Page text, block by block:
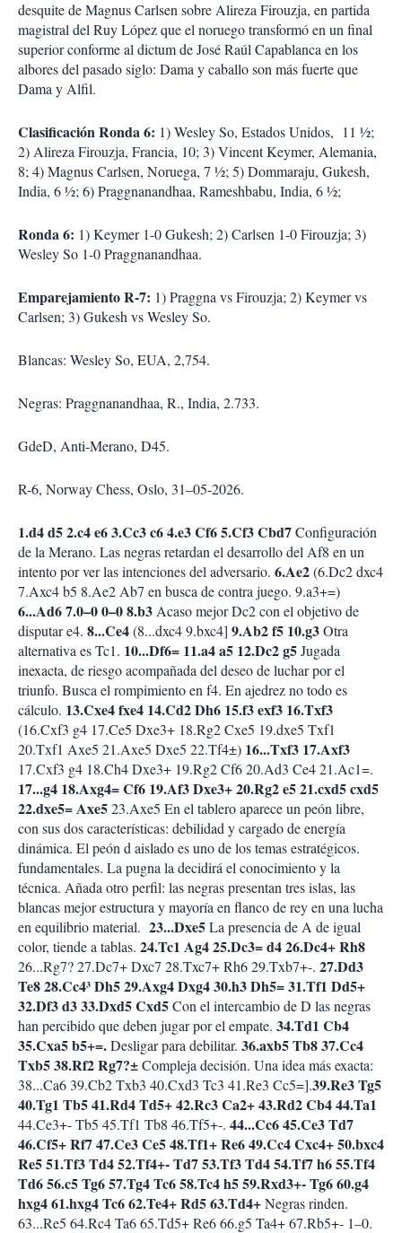
t
i
r
desquite de Magnus Carlsen sobre Alireza Firouzja, en partida
magistral del Ruy López que el noruego transformó en un final
superior conforme al dictum de José Raúl Capablanca en los
albores del pasado siglo: Dama y caballo son más fuerte que
Dama y Alfil.
Clasificación Ronda 6: 1) Wesley So, Estados Unidos, 11 ½;
2) Alireza Firouzja, Francia, 10; 3) Vincent Keymer, Alemania,
8; 4) Magnus Carlsen, Noruega, 7 ½; 5) Dommaraju, Gukesh,
India, 6 ½; 6) Praggnanandhaa, Rameshbabu, India, 6 ½;
Ronda 6: 1) Keymer 1-0 Gukesh; 2) Carlsen 1-0 Firouzja; 3)
Wesley So 1-0 Praggnanandhaa.
Emparejamiento R-7: 1) Praggna vs Firouzja; 2) Keymer vs
Carlsen; 3) Gukesh vs Wesley So.
Blancas: Wesley So, EUA, 2,754.
Negras: Praggnanandhaa, R., India, 2.733.
GdeD, Anti-Merano, D45.
R-6, Norway Chess, Oslo, 31–05-2026.
1.d4 d5 2.c4 e6 3.Cc3 c6 4.e3 Cf6 5.Cf3 Cbd7Configuración
de la Merano. Las negras retardan el desarrollo del Af8 en un
intento por ver las intenciones del adversario. 6.Ae2(6.Dc2 dxc4
7.Axc4 b5 8.Ae2 Ab7 en busca de contra juego. 9.a3+=)
6...Ad6 7.0–0 0–0 8.b3 Acaso mejor Dc2 con el objetivo de
disputar e4. 8...Ce4(8...dxc4 9.bxc4] 9.Ab2 f5 10.g3Otra
alternativa es Tc1. 10...Df6= 11.a4 a5 12.Dc2 g5Jugada
inexacta, de riesgo acompañada del deseo de luchar por el
triunfo. Busca el rompimiento en f4. En ajedrez no todo es
cálculo. 13.Cxe4 fxe4 14.Cd2 Dh6 15.f3 exf3 16.Txf3
(16.Cxf3 g4 17.Ce5 Dxe3+ 18.Rg2 Cxe5 19.dxe5 Txf1
20.Txf1 Axe5 21.Axe5 Dxe5 22.Tf4±) 16...Txf3 17.Axf3
17.Cxf3 g4 18.Ch4 Dxe3+ 19.Rg2 Cf6 20.Ad3 Ce4 21.Ac1=.
17...g4 18.Axg4= Cf6 19.Af3 Dxe3+ 20.Rg2 e5 21.cxd5 cxd5
22.dxe5= Axe523.Axe5 En el tablero aparece un peón libre,
con sus dos características: debilidad y cargado de energía
dinámica. El peón d aislado es uno de los temas estratégicos.
fundamentales. La pugna la decidirá el conocimiento y la
técnica. Añada otro perfil: las negras presentan tres islas, las
blancas mejor estructura y mayoría en flanco de rey en una lucha
en equilibrio material. 23...Dxe5La presencia de A de igual
color, tiende a tablas. 24.Tc1 Ag4 25.Dc3= d4 26.Dc4+ Rh8
26...Rg7? 27.Dc7+ Dxc7 28.Txc7+ Rh6 29.Txb7+-. 27.Dd3
Te8 28.Cc4³ Dh5 29.Axg4 Dxg4 30.h3 Dh5= 31.Tf1 Dd5+
32.Df3 d3 33.Dxd5 Cxd5Con el intercambio de D las negras
han percibido que deben jugar por el empate. 34.Td1 Cb4
35.Cxa5 b5+=.Desligar para debilitar. 36.axb5 Tb8 37.Cc4
Txb5 38.Rf2 Rg7?±Compleja decisión. Una idea más exacta:
38...Ca6 39.Cb2 Txb3 40.Cxd3 Tc3 41.Re3 Cc5=].39.Re3 Tg5
40.Tg1 Tb5 41.Rd4 Td5+ 42.Rc3 Ca2+ 43.Rd2 Cb4 44.Ta1
44.Ce3+- Tb5 45.Tf1 Tb8 46.Tf5+-. 44...Cc6 45.Ce3 Td7
46.Cf5+ Rf7 47.Ce3 Ce5 48.Tf1+ Re6 49.Cc4 Cxc4+ 50.bxc4
Re5 51.Tf3 Td4 52.Tf4+- Td7 53.Tf3 Td4 54.Tf7 h6 55.Tf4
Td6 56.c5 Tg6 57.Tg4 Tc6 58.Tc4 h5 59.Rxd3+- Tg6 60.g4
hxg4 61.hxg4 Tc6 62.Te4+ Rd5 63.Td4+Negras rinden.
63...Re5 64.Rc4 Ta6 65.Td5+ Re6 66.g5 Ta4+ 67.Rb5+- 1–0.